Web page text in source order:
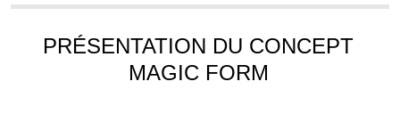
PRÉSENTATION DU CONCEPT
MAGIC FORM